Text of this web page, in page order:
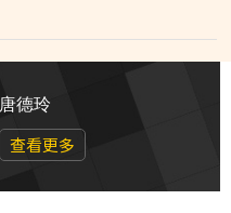
唐德玲
查看更多